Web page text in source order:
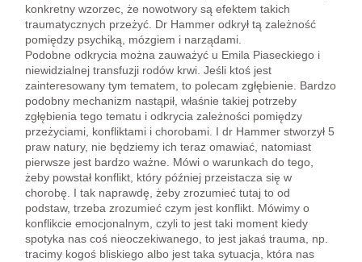
konkretny wzorzec, że nowotwory są efektem takich
traumatycznych przeżyć. Dr Hammer odkrył tą zależność
pomiędzy psychiką, mózgiem i narządami.
Podobne odkrycia można zauważyć u Emila Piaseckiego i
niewidzialnej transfuzji rodów krwi. Jeśli ktoś jest
zainteresowany tym tematem, to polecam zgłębienie. Bardzo
podobny mechanizm nastąpił, właśnie takiej potrzeby
zgłębienia tego tematu i odkrycia zależności pomiędzy
przeżyciami, konfliktami i chorobami. I dr Hammer stworzył 5
praw natury, nie będziemy ich teraz omawiać, natomiast
pierwsze jest bardzo ważne. Mówi o warunkach do tego,
żeby powstał konflikt, który później przeistacza się w
chorobę. I tak naprawdę, żeby zrozumieć tutaj to od
podstaw, trzeba zrozumieć czym jest konflikt. Mówimy o
konflikcie emocjonalnym, czyli to jest taki moment kiedy
spotyka nas coś nieoczekiwanego, to jest jakaś trauma, np.
tracimy kogoś bliskiego albo jest taka sytuacja, która nas